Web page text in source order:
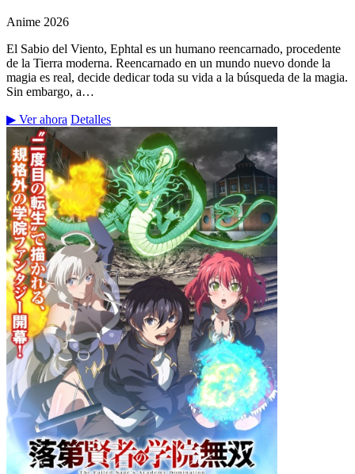
Anime 2026
El Sabio del Viento, Ephtal es un humano reencarnado, procedente
de la Tierra moderna. Reencarnado en un mundo nuevo donde la
magia es real, decide dedicar toda su vida a la búsqueda de la magia.
Sin embargo, a…
▶ Ver ahora Detalles